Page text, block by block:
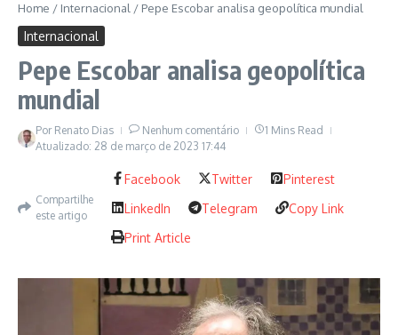
Home / Internacional / Pepe Escobar analisa geopolítica mundial
Internacional
Pepe Escobar analisa geopolítica
mundial
Por Renato Dias Nenhum comentário
1 Mins Read
Atualizado: 28 de março de 2023 17:44
Compartilhe
este artigo
Facebook Twitter
Pinterest
LinkedIn
Telegram
Copy Link
Print Article